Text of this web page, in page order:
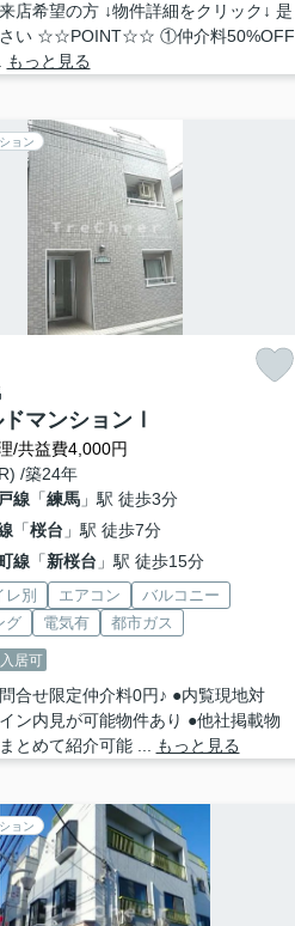
店希望の方 ↓物件詳細をクリック↓ 是
さい ☆☆POINT☆☆ ①仲介料50%OFF
もっと見る
ョン
マンションⅠ
/共益費4,000円
/築24年
線「練馬」駅 徒歩3分
「桜台 」駅 徒歩7分
線「新桜台 」駅 徒歩15分
レ別 エアコン
バルコニー
グ
電気有 都市ガス
居可
合せ限定仲介料0円♪ ●内覧現地対
ン内見が可能物件あり ●他社掲載物
とめて紹介可能 ...
もっと見る
ョン